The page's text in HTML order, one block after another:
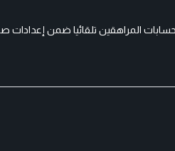
حسابات المراهقين تلقائيا ضمن إعدادات